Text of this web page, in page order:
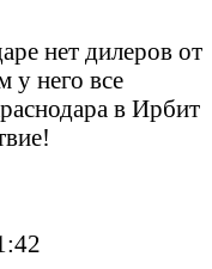
нет дилеров от
у него все
в Ирбит